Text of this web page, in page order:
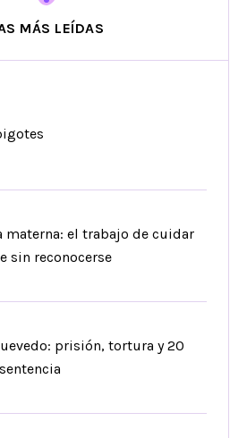
MÁS LEÍDAS
materna: el trabajo de cuidar
sin reconocerse
prisión, tortura y 20